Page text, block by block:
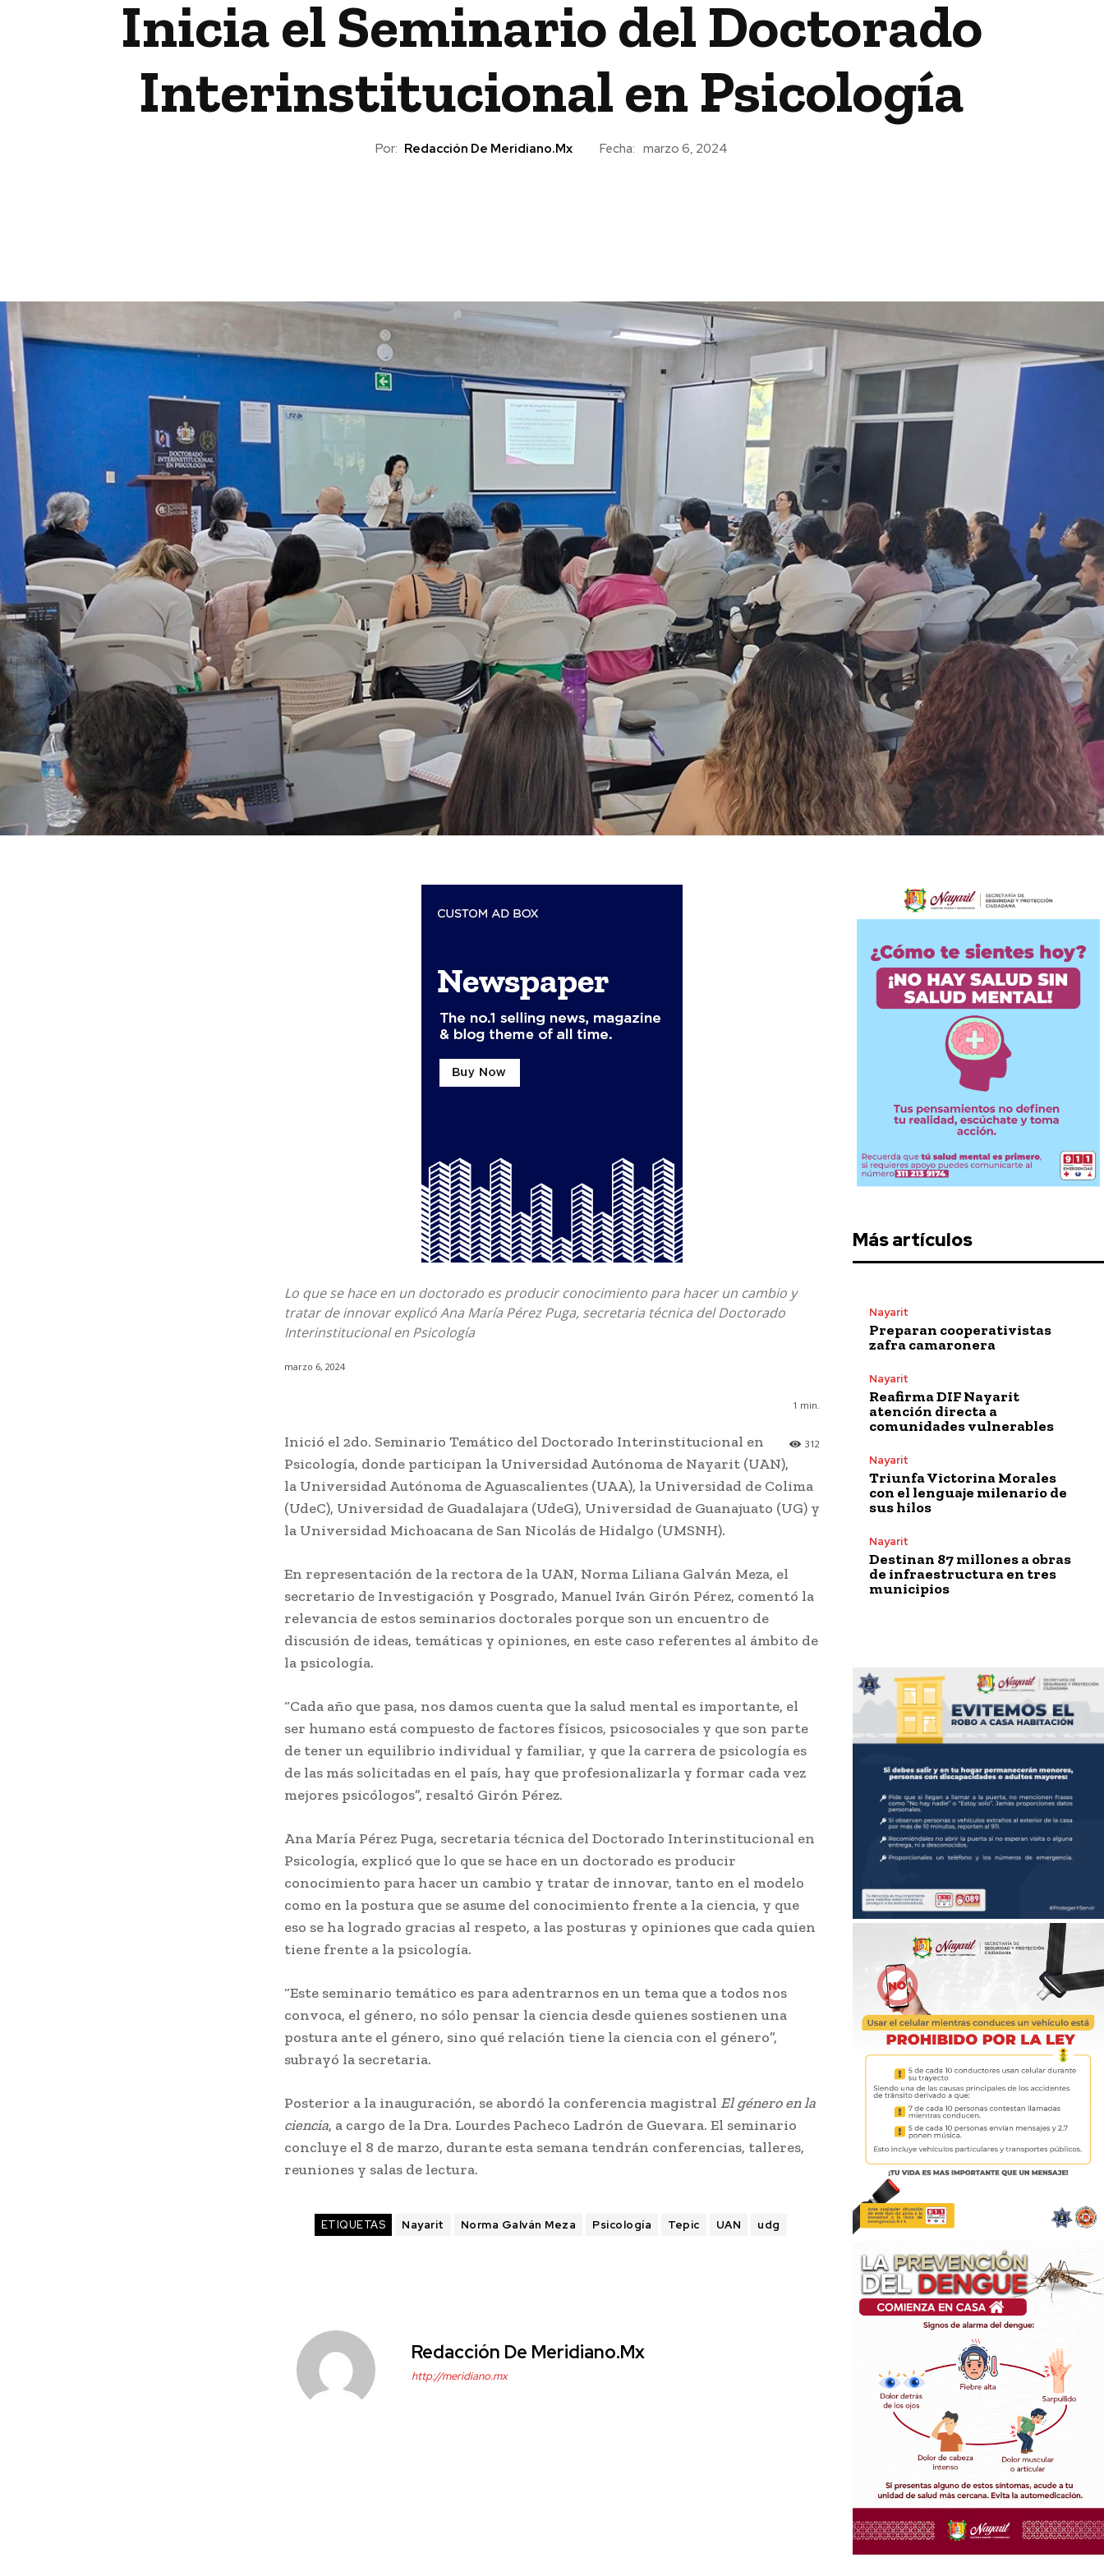
Inicia el Seminario del Doctorado
Interinstitucional en Psicología
Por: Redacción De Meridiano.mx Fecha: marzo 6, 2024
Lo que se hace en un doctorado es producir conocimiento para hacer un cambio y
tratar de innovar explicó Ana María Pérez Puga, secretaria técnica del Doctorado
Interinstitucional en Psicología
marzo 6, 2024
1 min.
312
Inició el 2do. Seminario Temático del Doctorado Interinstitucional en
Psicología, donde participan la Universidad Autónoma de Nayarit (UAN),
la Universidad Autónoma de Aguascalientes (UAA), la Universidad de Colima
(UdeC), Universidad de Guadalajara (UdeG), Universidad de Guanajuato (UG) y
la Universidad Michoacana de San Nicolás de Hidalgo (UMSNH).
En representación de la rectora de la UAN, Norma Liliana Galván Meza, el
secretario de Investigación y Posgrado, Manuel Iván Girón Pérez, comentó la
relevancia de estos seminarios doctorales porque son un encuentro de
discusión de ideas, temáticas y opiniones, en este caso referentes al ámbito de
la psicología.
“Cada año que pasa, nos damos cuenta que la salud mental es importante, el
ser humano está compuesto de factores físicos, psicosociales y que son parte
de tener un equilibrio individual y familiar, y que la carrera de psicología es
de las más solicitadas en el país, hay que profesionalizarla y formar cada vez
mejores psicólogos”, resaltó Girón Pérez.
Ana María Pérez Puga, secretaria técnica del Doctorado Interinstitucional en
Psicología, explicó que lo que se hace en un doctorado es producir
conocimiento para hacer un cambio y tratar de innovar, tanto en el modelo
como en la postura que se asume del conocimiento frente a la ciencia, y que
eso se ha logrado gracias al respeto, a las posturas y opiniones que cada quien
tiene frente a la psicología.
“Este seminario temático es para adentrarnos en un tema que a todos nos
convoca, el género, no sólo pensar la ciencia desde quienes sostienen una
postura ante el género, sino qué relación tiene la ciencia con el género”,
subrayó la secretaria.
Posterior a la inauguración, se abordó la conferencia magistral El género en la
ciencia, a cargo de la Dra. Lourdes Pacheco Ladrón de Guevara. El seminario
concluye el 8 de marzo, durante esta semana tendrán conferencias, talleres,
reuniones y salas de lectura.
ETIQUETAS Nayarit Norma Galván Meza Psicología Tepic UAN udg
Redacción De Meridiano.mx
http://meridiano.mx
Más artículos
Nayarit
Preparan cooperativistas
zafra camaronera
Nayarit
Reafirma DIF Nayarit
atención directa a
comunidades vulnerables
Nayarit
Triunfa Victorina Morales
con el lenguaje milenario de
sus hilos
Nayarit
Destinan 87 millones a obras
de infraestructura en tres
municipios